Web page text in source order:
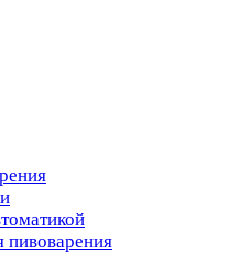
пивоварения